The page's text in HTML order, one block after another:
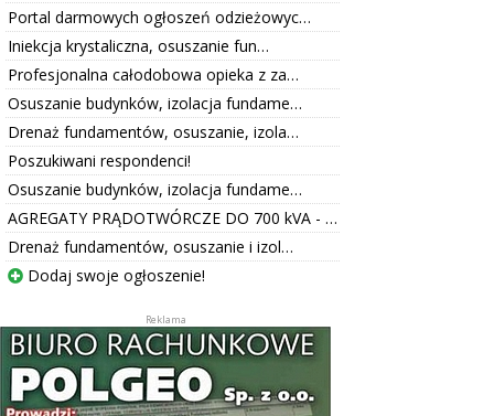
Portal darmowych ogłoszeń odzieżowyc…
Iniekcja krystaliczna, osuszanie fun…
Profesjonalna całodobowa opieka z za…
Osuszanie budynków, izolacja fundame…
Drenaż fundamentów, osuszanie, izola…
Poszukiwani respondenci!
Osuszanie budynków, izolacja fundame…
AGREGATY PRĄDOTWÓRCZE DO 700 kVA - …
Drenaż fundamentów, osuszanie i izol…
Dodaj swoje ogłoszenie!